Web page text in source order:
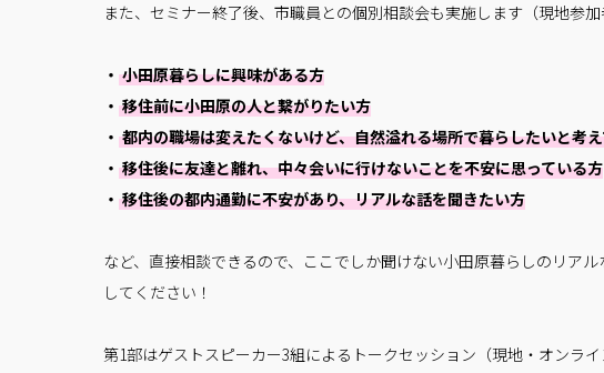
また、セミナー終了後、市職員との個別相談会も実施します（現地参
・ 小田原暮らしに興味がある方
・ 移住前に小田原の人と繋がりたい方
・ 都内の職場は変えたくないけど、自然溢れる場所で暮らしたいと考
・ 移住後に友達と離れ、中々会いに行けないことを不安に思っている方
・ 移住後の都内通勤に不安があり、リアルな話を聞きたい方
など、直接相談できるので、ここでしか聞けない小田原暮らしのリア
してください！
第1部はゲストスピーカー3組によるトークセッション（現地・オンライ